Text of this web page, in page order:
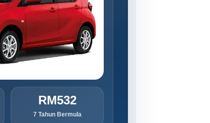
RM532
7 Tahun Bermula